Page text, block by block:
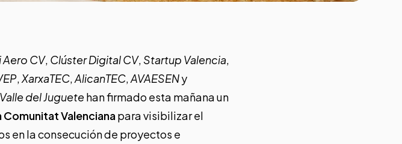
Aero CV, Clúster Digital CV, Startup Valencia,
,XarxaTEC,AlicanTEC,AVAESENy
del Juguetehan firmado esta mañana un
Comunitat Valencianapara visibilizar el
en la consecución de proyectos e